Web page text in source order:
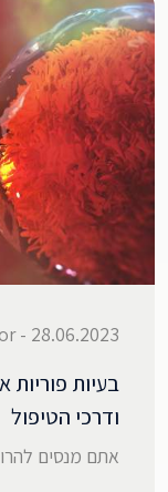
28.06.2023 - Ori Gidor
בעיות
ודרכי הטיפול
אתם מנסים